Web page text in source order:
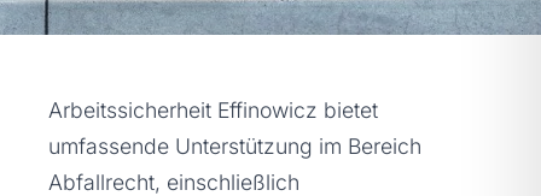
Arbeitssicherheit Effinowicz bietet
umfassende Unterstützung im Bereich
Abfallrecht, einschließlich